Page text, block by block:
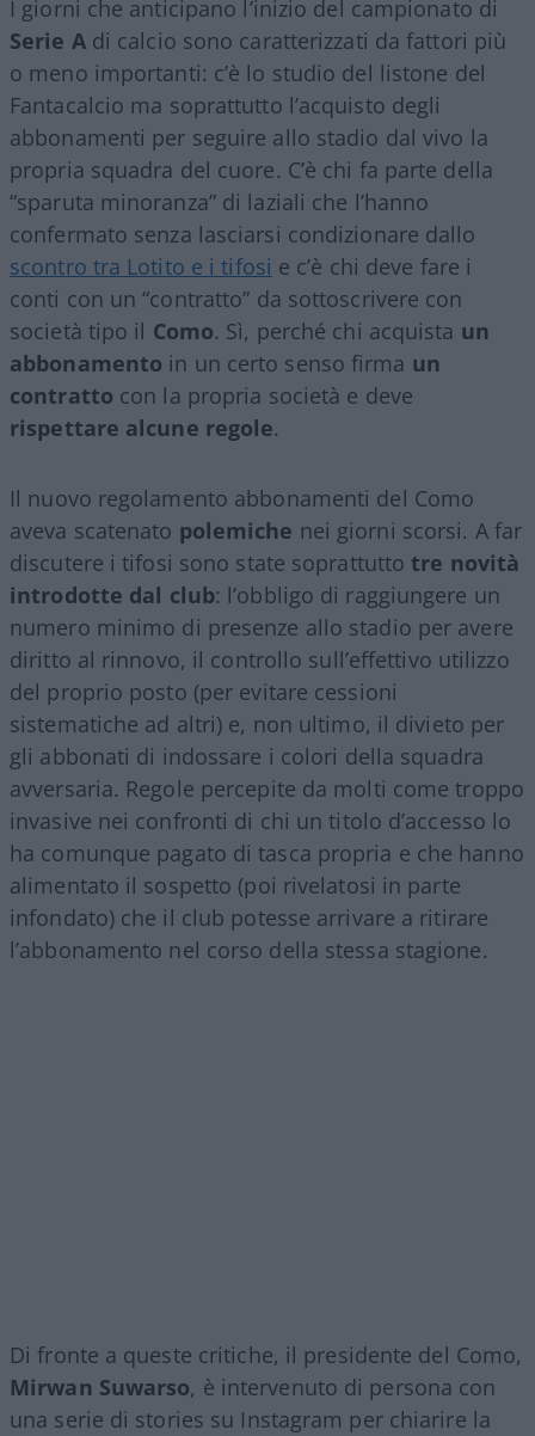
I giorni che anticipano l’inizio del campionato di
Serie Adi calcio sono caratterizzati da fattori più
o meno importanti: c’è lo studio del listone del
Fantacalcio ma soprattutto l’acquisto degli
abbonamenti per seguire allo stadio dal vivo la
propria squadra del cuore. C’è chi fa parte della
“sparuta minoranza” di laziali che l’hanno
confermato senza lasciarsi condizionare dallo
scontro tra Lotito e i tifosi e c’è chi deve fare i
conti con un “contratto” da sottoscrivere con
società tipo il Como. Sì, perché chi acquista un
abbonamento in un certo senso firma un
contratto con la propria società e deve
rispettare alcune regole.
Il nuovo regolamento abbonamenti del Como
aveva scatenato polemiche nei giorni scorsi. A far
discutere i tifosi sono state soprattutto tre novità
introdotte dal club: l’obbligo di raggiungere un
numero minimo di presenze allo stadio per avere
diritto al rinnovo, il controllo sull’effettivo utilizzo
del proprio posto (per evitare cessioni
sistematiche ad altri) e, non ultimo, il divieto per
gli abbonati di indossare i colori della squadra
avversaria. Regole percepite da molti come troppo
invasive nei confronti di chi un titolo d’accesso lo
ha comunque pagato di tasca propria e che hanno
alimentato il sospetto (poi rivelatosi in parte
infondato) che il club potesse arrivare a ritirare
l’abbonamento nel corso della stessa stagione.
Di fronte a queste critiche, il presidente del Como,
Mirwan Suwarso, è intervenuto di persona con
una serie di stories su Instagram per chiarire la